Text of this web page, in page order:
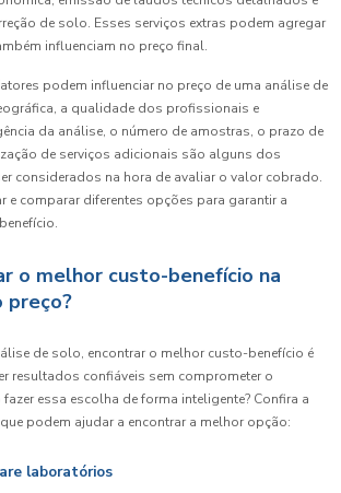
de solo. Esses serviços extras podem agregar
influenciam no preço final.
podem influenciar no preço de uma análise de
a qualidade dos profissionais e
da análise, o número de amostras, o prazo de
de serviços adicionais são alguns dos
considerados na hora de avaliar o valor cobrado.
e comparar diferentes opções para garantir a
o melhor custo-benefício na
preço?
de solo, encontrar o melhor custo-benefício é
resultados confiáveis sem comprometer o
essa escolha de forma inteligente? Confira a
podem ajudar a encontrar a melhor opção:
laboratórios